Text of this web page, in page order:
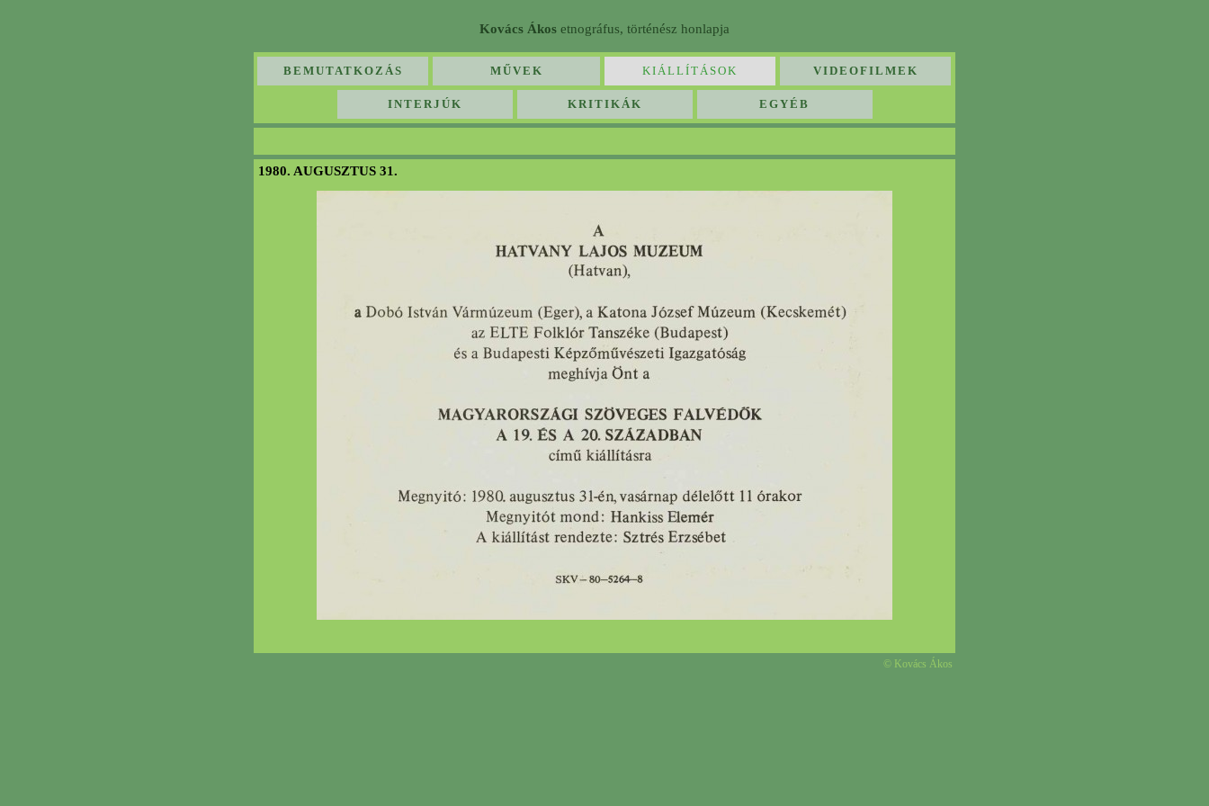
Kovács Ákos etnográfus, történész honlapja
BEMUTATKOZÁS MŰVEK KIÁLLÍTÁSOK VIDEOFILMEK
INTERJÚK KRITIKÁK EGYÉB
1980. AUGUSZTUS 31.
© Kovács Ákos